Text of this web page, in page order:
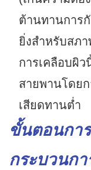
ต้านทานการ
ยิ่งสำหรับสภ
การเคลือบผิ
สายพานโดย
เสียดทานต่ำ
ขั้นตอนกา
กระบวนก